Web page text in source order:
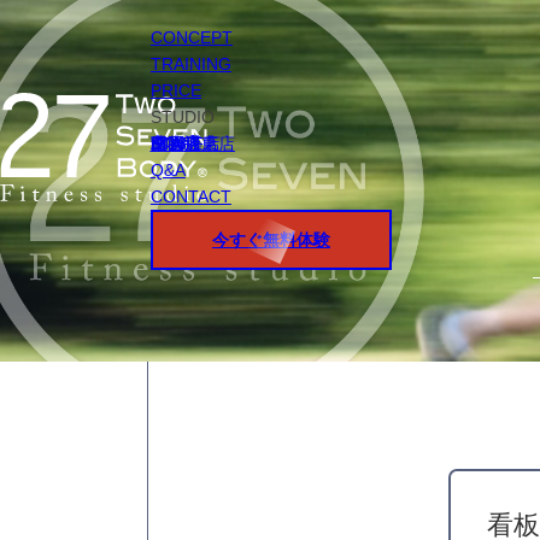
CONCEPT
TRAINING
PRICE
STUDIO
円山店
白石店
桑園店
北18条店
宮の沢店
環状通東店
STAFF
Q&A
CONTACT
今すぐ無料体験
看